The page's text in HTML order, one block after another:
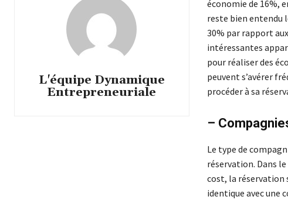
L'équipe Dynamique
Entrepreneuriale
économie de 16%,
reste bien entendu
30% par rapport
intéressantes
pour réaliser des
peuvent s’avérer
procéder à sa
–
Le type de
réservation. Dans le
cost, la réservation
identique avec une